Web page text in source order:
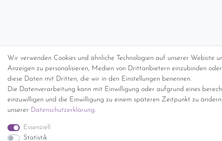
Wir verwenden Cookies und ähnliche Technologien auf unserer Website
Anzeigen zu personalisieren, Medien von Drittanbietern einzubinden
diese Daten mit Dritten, die wir in den Einstellungen benennen.
Die Datenverarbeitung kann mit Einwilligung oder aufgrund eines
einzuwilligen und die Einwilligung zu einem späteren Zeitpunkt zu
unserer Daten­schutz­erklärung.
Essenziell
Statistik